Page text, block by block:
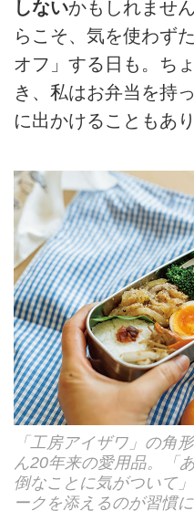
しないかもしれませ
らこそ、気を使わず
オフ」する日も。ち
き、私はお弁当を持
に出かけることもあ
「工房アイザワ」の角
ん20年来の愛用品。「
倒なことに気がついて
ークを添えるのが習慣に